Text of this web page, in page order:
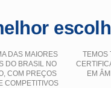
DAS MAIORES
DO BRASIL NO
COM PREÇOS
COMPETITIVOS
TEMOS
EM